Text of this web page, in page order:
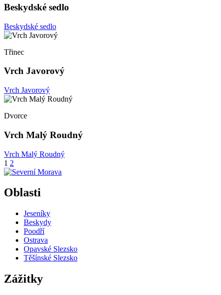
Beskydské sedlo
Beskydské sedlo
Třinec
Vrch Javorový
Vrch Javorový
Dvorce
Vrch Malý Roudný
Vrch Malý Roudný
Stránkování
příspěvků
1 2
Oblasti
Jeseníky
Beskydy
Poodří
Ostrava
Opavské Slezsko
Těšínské Slezsko
Zážitky